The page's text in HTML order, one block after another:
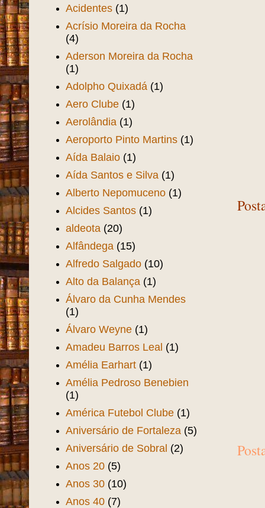
Acidentes (1)
Acrísio Moreira da Rocha
(4)
Aderson Moreira da Rocha
(1)
Adolpho Quixadá (1)
Aero Clube (1)
Aerolândia (1)
Aeroporto Pinto Martins (1)
Aída Balaio (1)
Aída Santos e Silva (1)
Alberto Nepomuceno (1)
Alcides Santos (1)
aldeota (20)
Alfândega (15)
Alfredo Salgado (10)
Alto da Balança (1)
Álvaro da Cunha Mendes
(1)
Álvaro Weyne (1)
Amadeu Barros Leal (1)
Amélia Earhart (1)
Amélia Pedroso Benebien
(1)
América Futebol Clube (1)
Aniversário de Fortaleza (5)
Aniversário de Sobral (2)
Anos 20 (5)
Anos 30 (10)
Anos 40 (7)